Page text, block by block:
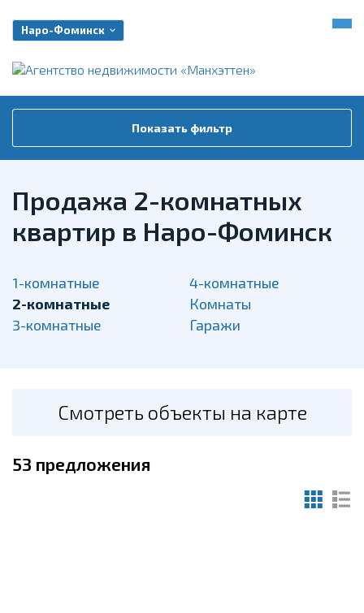
Наро-Фоминск
Показать фильтр
Продажа 2-комнатных
квартир в Наро-Фоминск
1-комнатные
2-комнатные
3-комнатные
4-комнатные
Комнаты
Гаражи
Смотреть объекты на карте
53 предложения